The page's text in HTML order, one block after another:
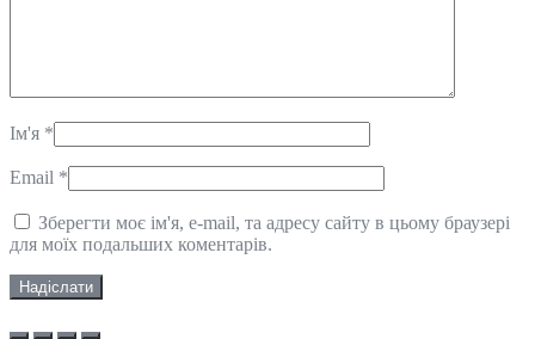
Ім'я *
Email *
Зберегти моє ім'я, e-mail, та адресу сайту в цьому браузері
для моїх подальших коментарів.